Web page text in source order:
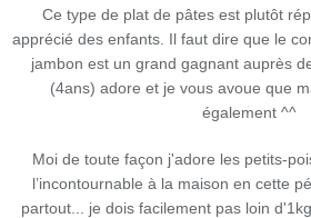
Ce type de plat de pâtes est plutôt
apprécié des enfants. Il faut dire que le
jambon est un grand gagnant auprès
(4ans) adore et je vous avoue que
également ^^
Moi de toute façon j'adore les petits-
l’incontournable à la maison en cette
partout... je dois facilement pas loin